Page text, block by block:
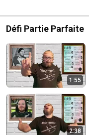
Défi Partie Parfaite
1:55
2:38